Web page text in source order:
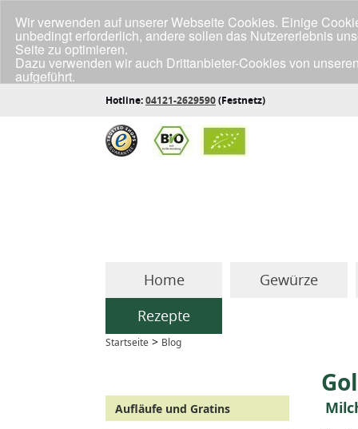
Hotline:04121-2629590(Festnetz)
Home Gewürze
Rezepte
Startseite > Blog
Aufläufe und Gratins
Wir verwenden auf unserer Webseite Cookies. Einige
unbedingt erforderlich, andere sollen das Nutzererlebnis
Seite zu optimieren.
Dazu verwenden wir auch Drittanbieter-Cookies von
aufgeführt.
Klicke unten auf "Annehmen", wenn du mit der